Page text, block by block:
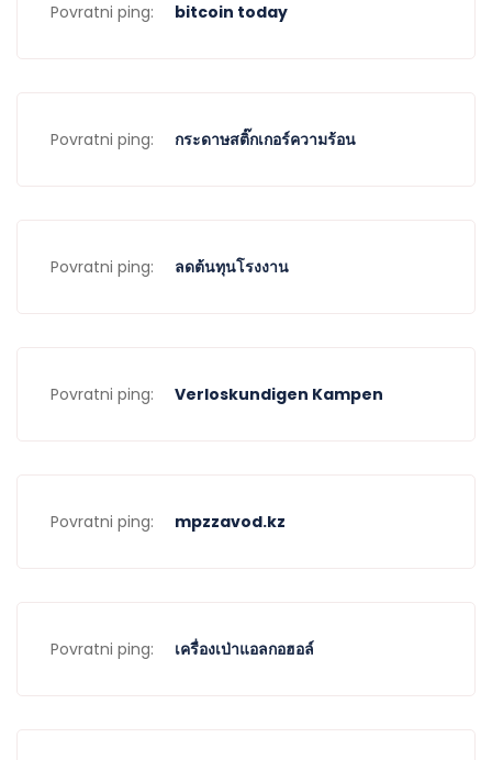
Povratni ping: bitcoin today
Povratni ping: กระดาษสติ๊กเกอร์ความร้อน
Povratni ping: ลดต้นทุนโรงงาน
Povratni ping: Verloskundigen Kampen
Povratni ping: mpzzavod.kz
Povratni ping: เครื่องเป่าแอลกอฮอล์